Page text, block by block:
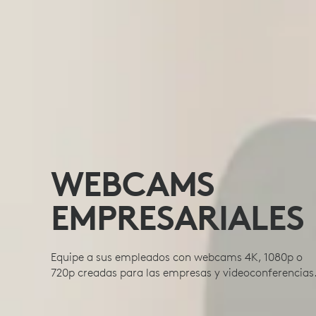
WEBCAMS
EMPRESARIALES
Equipe a sus empleados con webcams 4K, 1080p o
720p creadas para las empresas y